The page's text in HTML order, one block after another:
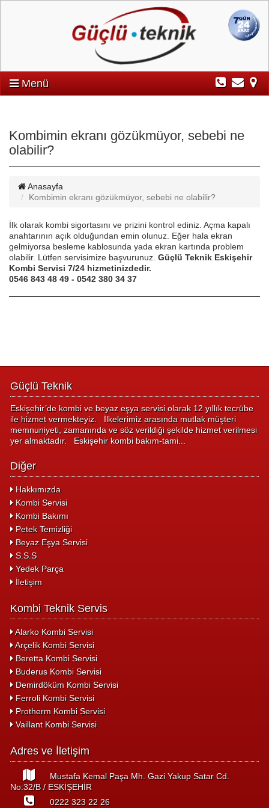
Menü
Kombimin ekranı gözükmüyor, sebebi ne
olabilir?
Anasayfa
Kombimin ekranı gözükmüyor, sebebi ne olabilir?
İlk olarak kombi sigortasını ve prizini kontrol ediniz. Açma kapalı
anahtarının açık olduğundan emin olunuz. Eğer hala ekran
gelmiyorsa besleme kablosunda yada ekran kartında problem
olabilir. Lütfen servisimize başvurunuz. Güçlü Teknik Eskişehir
Kombi Servisi 7/24 hizmetinizdedir.
0546 843 48 49 - 0542 380 34 37
Güçlü Teknik
Eskişehir’de kombi ve beyaz eşya servisi olarak 12 yıllık tecrübe
ile hizmet vermekteyiz. İlkelerimiz arasında mutlak müşteri
memnuniyeti, zamanında ve söz verildiği şekilde hizmet verilmesi
yer almaktadır. Eskişehir kombi bakım-tami...
Diğer
Hakkımızda
Kombi Servisi
Kombi Bakımı
Petek Temizliği
Beyaz Eşya Servisi
S.S.S
Yedek Parça
İletişim
Kombi Teknik Servis
Alarko Kombi Servisi
Arçelik Kombi Servisi
Beretta Kombi Servisi
Buderus Kombi Servisi
Demirdöküm Kombi Servisi
Ferroli Kombi Servisi
Protherm Kombi Servisi
Vaillant Kombi Servisi
Adres ve İletişim
Mustafa Kemal Paşa Mh. Gazi Yakup Satar Cd.
No:32/B / ESKİŞEHİR
0222 323 22 26